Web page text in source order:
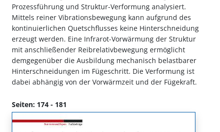
Prozessführung und Struktur-Verformung analysiert.
Mittels reiner Vibrationsbewegung kann aufgrund des
kontinuierlichen Quetschflusses keine Hinterschneidung
erzeugt werden. Eine Infrarot-Vorwärmung der Struktur
mit anschließender Reibrelativbewegung ermöglicht
demgegenüber die Ausbildung mechanisch belastbarer
Hinterschneidungen im Fügeschritt. Die Verformung ist
dabei abhängig von der Vorwärmzeit und der Fügekraft.
Seiten: 174 - 181